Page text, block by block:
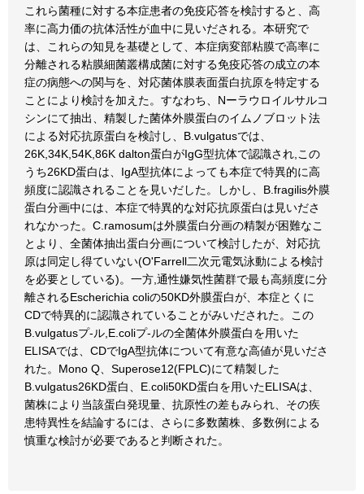
これら菌種に対する本症患者の免疫応答を検討すると、高
率に高力価の抗体活性が血中に見いだされる。本研究で
は、これらの知見を基礎として、本症病変部粘膜で高率に
分離される粘膜細菌叢構成菌に対する免疫応答の成立の本
症の病態への関与を、対応菌体膜表面蛋白抗原を特定する
ことにより検討を加えた。すなわち、Nーラウロイルサルコ
シンにて抽出、精製した菌体外膜蛋白のイムノブロット法
による対応抗原蛋白を検討し、B.vulgatusでは、
26K,34K,54K,86K dalton蛋白がIgG型抗体で認識され,この
うち26KD蛋白は、IgA型抗体によっても本症で特異的に高
頻度に認識されることを見いだした。しかし、B.fragilis外膜
蛋白分画中には、本症で特異的な対応抗原蛋白は見いださ
れなかった。C.ramosumは外膜蛋白分画の精製が困難なこ
とより、全菌体抽出蛋白分画について検討したが、対応抗
原は同定し得ていない(O'Farrell二次元電気泳動による検討
を必要としている)。一方,通性嫌気性菌群で最も高頻度に分
離されるEscherichia coliの50KD外膜蛋白が、本症とくに
CDで特異的に認識されていることがみいだされた。この
B.vulgatusプ-ル,E.coliプ-ルの全菌体外膜蛋白を用いた
ELISAでは、CDでIgA型抗体について有意な高値が見いださ
れた。Mono Q、Superose12(FPLC)にて精製した
B.vulgatus26KD蛋白、E.coli50KD蛋白を用いたELISAは、
菌株により当該蛋白発現量、抗原性の差もみられ、その疾
患特異性を結論するには、さらに多数菌株、多数例による
慎重な検討が必要であると判断された。